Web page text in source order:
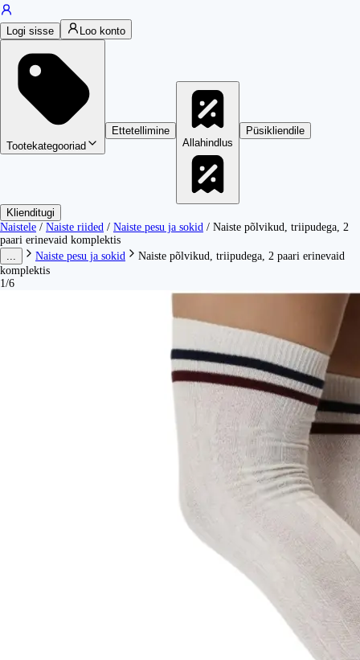
Logi sisse Loo konto
Tootekategooriad
Ettetellimine
Allahindlus
Püsikliendile
Klienditugi
Naistele / Naiste riided / Naiste pesu ja sokid / Naiste põlvikud, triipudega, 2
paari erinevaid komplektis
Naiste pesu ja sokid
Naiste põlvikud, triipudega, 2 paari erinevaid
komplektis
1/6